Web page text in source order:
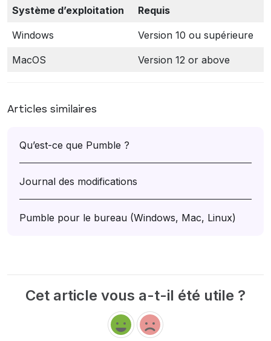
Système d’exploitation Requis
Windows Version 10 ou supérieure
MacOS Version 12 or above
Articles similaires
Qu’est-ce que Pumble ?
Journal des modifications
Pumble pour le bureau (Windows, Mac, Linux)
Cet article vous a-t-il été utile ?